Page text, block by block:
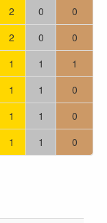
2 0
0
2 0
0
1 1
1
1 1
0
1 1
0
1 1 0